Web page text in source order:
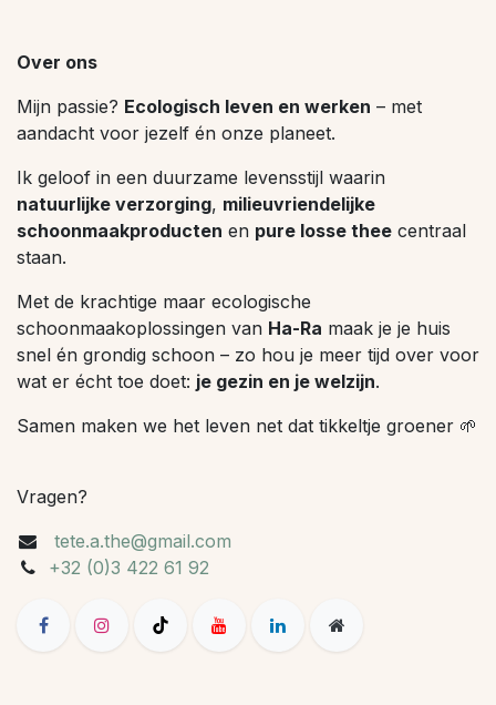
Over ons
Mijn passie? Ecologisch leven en werken – met
aandacht voor jezelf én onze planeet.
Ik geloof in een duurzame levensstijl waarin
natuurlijke verzorging, milieuvriendelijke
schoonmaakproducten en pure losse thee centraal
staan.
Met de krachtige maar ecologische
schoonmaakoplossingen van Ha-Ra maak je je huis
snel én grondig schoon – zo hou je meer tijd over voor
wat er écht toe doet: je gezin en je welzijn.
Samen maken we het leven net dat tikkeltje groener 🌱
Vragen?
tete.a.the@gmail.com
+32 (0)3 422 61 92